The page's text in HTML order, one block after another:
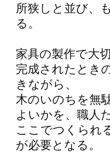
所狭しと並び、
る。
家具の製作で大
完成されたとき
きながら、
木のいのちを無
よいかを、職人
ここでつくられ
が必要となる。